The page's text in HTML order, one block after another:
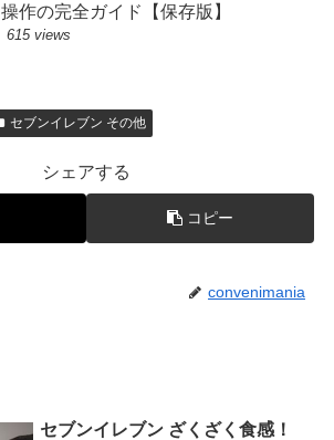
操作の完全ガイド【保存版】
615 views
セブンイレブン その他
シェアする
コピー
convenimania
セブンイレブン ざくざく食感！